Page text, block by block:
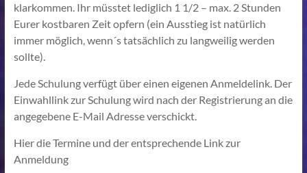
klarkommen. Ihr müsstet lediglich 1 1/2 – max. 2 Stunden
Eurer kostbaren Zeit opfern (ein Ausstieg ist natürlich
immer möglich, wenn´s tatsächlich zu langweilig werden
sollte).
Jede Schulung verfügt über einen eigenen Anmeldelink. Der
Einwahllink zur Schulung wird nach der Registrierung an die
angegebene E-Mail Adresse verschickt.
Hier die Termine und der entsprechende Link zur
Anmeldung